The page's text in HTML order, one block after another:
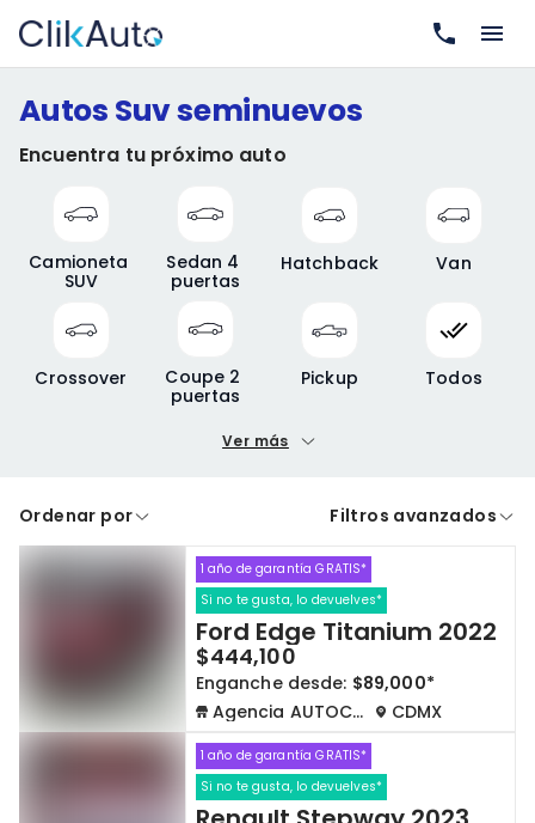
Autos Suv seminuevos
Encuentra tu próximo auto
Camioneta
SUV
Sedan 4
puertas
Hatchback Van
Crossover
Coupe 2
puertas
Pickup Todos
Precio máximo
A crédito De contado
Cdmx y Edo Mex Querétaro
Borrar todo
Ver más
Ordenar por Filtros avanzados
1 año de garantía GRATIS*
Si no te gusta, lo devuelves*
Ford Edge Titanium 2022
$444,100
Enganche desde: $89,000*
Agencia AUTOCOM
CDMX
1 año de garantía GRATIS*
Si no te gusta, lo devuelves*